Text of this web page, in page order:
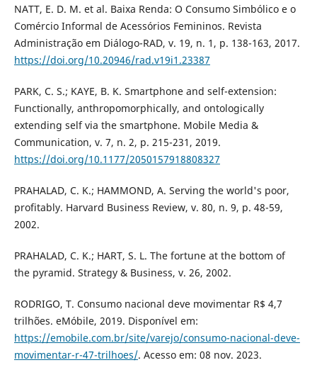
NATT, E. D. M. et al. Baixa Renda: O Consumo Simbólico e o
Comércio Informal de Acessórios Femininos. Revista
Administração em Diálogo-RAD, v. 19, n. 1, p. 138-163, 2017.
https://doi.org/10.20946/rad.v19i1.23387
PARK, C. S.; KAYE, B. K. Smartphone and self-extension:
Functionally, anthropomorphically, and ontologically
extending self via the smartphone. Mobile Media &
Communication, v. 7, n. 2, p. 215-231, 2019.
https://doi.org/10.1177/2050157918808327
PRAHALAD, C. K.; HAMMOND, A. Serving the world's poor,
profitably. Harvard Business Review, v. 80, n. 9, p. 48-59,
2002.
PRAHALAD, C. K.; HART, S. L. The fortune at the bottom of
the pyramid. Strategy & Business, v. 26, 2002.
RODRIGO, T. Consumo nacional deve movimentar R$ 4,7
trilhões. eMóbile, 2019. Disponível em:
https://emobile.com.br/site/varejo/consumo-nacional-deve-
movimentar-r-47-trilhoes/. Acesso em: 08 nov. 2023.